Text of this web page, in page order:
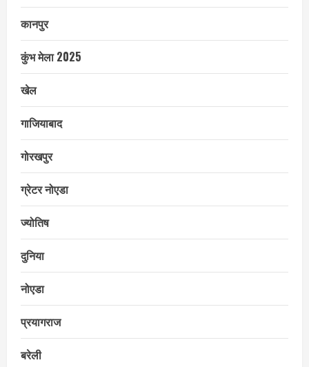
कानपुर
कुंभ मेला 2025
खेल
गाजियाबाद
गोरखपुर
ग्रेटर नोएडा
ज्योतिष
दुनिया
नोएडा
प्रयागराज
बरेली